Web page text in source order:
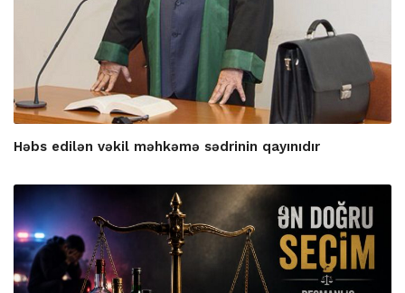
Həbs edilən vəkil məhkəmə sədrinin qayınıdır